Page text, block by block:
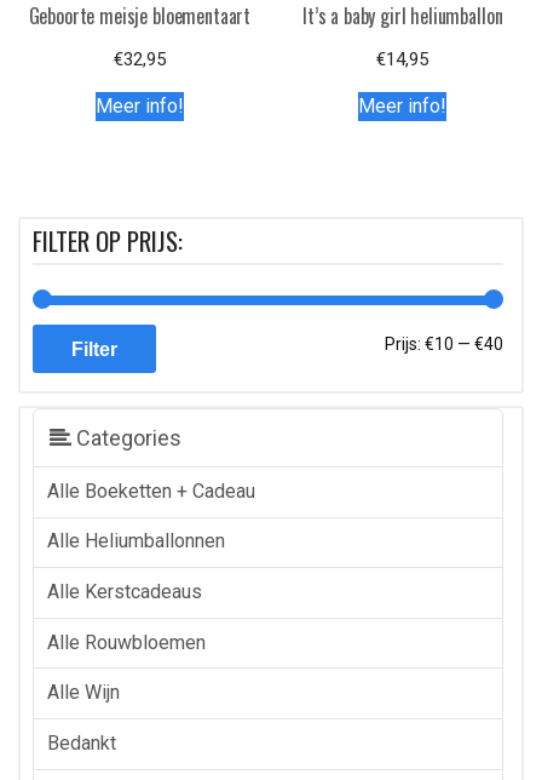
Geboorte meisje bloementaart
€32,95
Meer info!
It’s a baby girl heliumballon
€14,95
Meer info!
FILTER OP PRIJS:
Filter Prijs: €10 — €40
Categories
Alle Boeketten + Cadeau
Alle Heliumballonnen
Alle Kerstcadeaus
Alle Rouwbloemen
Alle Wijn
Bedankt